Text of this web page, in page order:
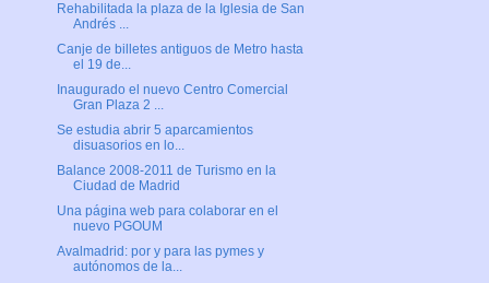
Rehabilitada la plaza de la Iglesia de San
Andrés ...
Canje de billetes antiguos de Metro hasta
el 19 de...
Inaugurado el nuevo Centro Comercial
Gran Plaza 2 ...
Se estudia abrir 5 aparcamientos
disuasorios en lo...
Balance 2008-2011 de Turismo en la
Ciudad de Madrid
Una página web para colaborar en el
nuevo PGOUM
Avalmadrid: por y para las pymes y
autónomos de la...